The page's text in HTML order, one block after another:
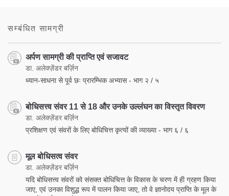
सम्बंधित सामग्री
अर्पण सामग्री की प्राप्ति एवं सजावट
डा. अलेक्ज़ेंडर बर्ज़िन
ध्यान-साधना से पूर्व छः प्रारम्भिक अभ्यास - भाग २ / ५
बोधिसत्त्व संवर 11 से 18 और उनके उल्लंघन का विस्तृत विवरण
डा. अलेक्ज़ेंडर बर्ज़िन
प्रशिक्षण एवं संवरों के लिए बोधिचित्त कृत्यों की व्याख्या - भाग ६ / ६
मूल बोधिसत्व संवर
डा. अलेक्ज़ेंडर बर्ज़िन
यदि बोधिसत्त्व संवरों को संसक्त बोधिचित्त के विकास के चरण में ही ग्रहण किया
जाए, एवं उनका विशुद्ध रूप में पालन किया जाए, तो वे ज्ञानोदय प्राप्ति के मूल के